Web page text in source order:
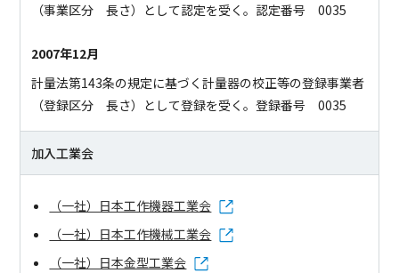
（事業区分 長さ）として認定を受く。認定番号 0035
2007年12月
計量法第143条の規定に基づく計量器の校正等の登録事業者
（登録区分 長さ）として登録を受く。登録番号 0035
加入工業会
（一社）日本工作機器工業会
（一社）日本工作機械工業会
（一社）日本金型工業会